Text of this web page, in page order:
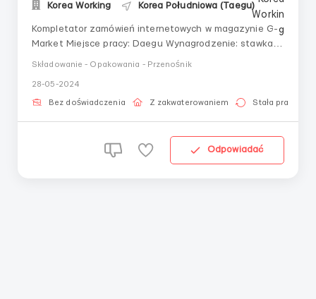
Korea Working Korea Południowa (Taegu)
Kompletator zamówień internetowych w magazynie G-
Market Miejsce pracy: Daegu Wynagrodzenie: stawka
19 USD/godz NETTO Harmonogram pracy:od
14:00 do 22:00;dodatkowe godziny do
uzgodnienia;Obowiązki:pakowanie, sortowanie,
Składowanie - Opakowania - Przenośnik
28-05-2024
Bez doświadczenia Z zakwaterowaniem Stała praca
Odpowiadać